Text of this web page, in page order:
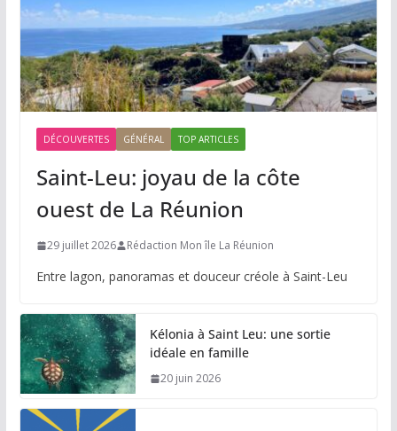
DÉCOUVERTES GÉNÉRAL TOP ARTICLES
Saint-Leu: joyau de la côte
ouest de La Réunion
29 juillet 2026 Rédaction Mon île La Réunion
Entre lagon, panoramas et douceur créole à Saint-Leu
Kélonia à Saint Leu: une sortie
idéale en famille
20 juin 2026